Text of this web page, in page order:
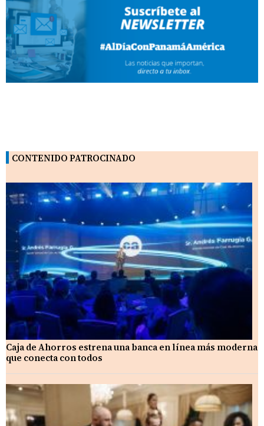
CONTENIDO PATROCINADO
Caja de Ahorros estrena una banca en línea más moderna
que conecta con todos